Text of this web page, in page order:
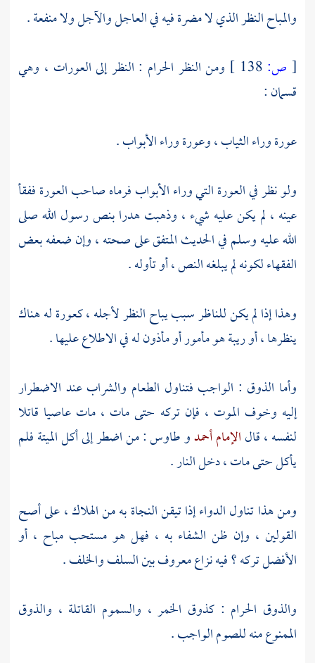
والمباح النظر الذي لا مضرة فيه في العاجل والآجل ولا منفعة .
[ ص:
ومن النظر الحرام : النظر إلى العورات ، وهي
قسمان :
عورة وراء الثياب ، وعورة وراء الأبواب .
ولو نظر في العورة التي وراء الأبواب فرماه صاحب العورة ففقأ
عينه ، لم يكن عليه شيء ، وذهبت هدرا بنص رسول الله صلى
الله عليه وسلم في الحديث المتفق على صحته ، وإن ضعفه بعض
الفقهاء لكونه لم يبلغه النص ، أو تأوله .
وهذا إذا لم يكن للناظر سبب يباح النظر لأجله ، كعورة له هناك
ينظرها ، أو ريبة هو مأمور أو مأذون له في الاطلاع عليها .
وأما الذوق : الواجب فتناول الطعام والشراب عند الاضطرار
إليه وخوف الموت ، فإن تركه حتى مات ، مات عاصيا قاتلا
لنفسه ، قالالإمام أحمدو طاوس: من اضطر إلى أكل الميتة فلم
يأكل حتى مات ، دخل النار .
ومن هذا تناول الدواء إذا تيقن النجاة به من الهلاك ، على أصح
القولين ، وإن ظن الشفاء به ، فهل هو مستحب مباح ، أو
الأفضل تركه ؟ فيه نزاع معروف بين السلف والخلف .
والذوق الحرام : كذوق الخمر ، والسموم القاتلة ، والذوق
الممنوع منه للصوم الواجب .